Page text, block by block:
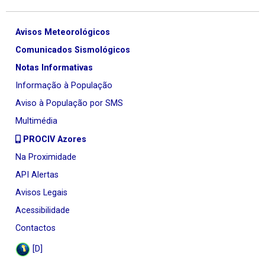
Avisos Meteorológicos
Comunicados Sismológicos
Notas Informativas
Informação à População
Aviso à População por SMS
Multimédia
PROCIV Azores
Na Proximidade
API Alertas
Avisos Legais
Acessibilidade
Contactos
[D]